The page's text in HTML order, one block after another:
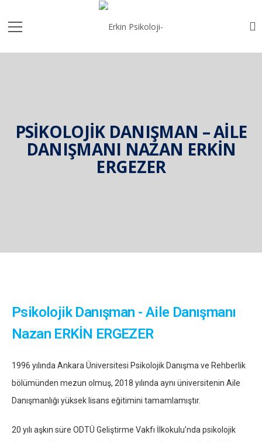
PSIKOLOJIK DANIŞMAN – AILE
DANIŞMANI NAZAN ERKİN
ERGEZER
Psikolojik Danışman - Aile Danışmanı
Nazan ERKİN ERGEZER
1996 yılında Ankara Üniversitesi Psikolojik Danışma ve Rehberlik
bölümünden mezun olmuş, 2018 yılında aynı üniversitenin Aile
Danışmanlığı yüksek lisans eğitimini tamamlamıştır.
20 yılı aşkın süre ODTÜ Geliştirme Vakfı İlkokulu’nda psikolojik